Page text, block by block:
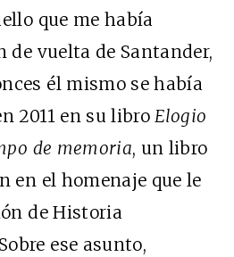
que me había
de vuelta de Santander,
él mismo se había
2011 en su libroElogio
de memoria, un libro
en el homenaje que le
de Historia
ese asunto,